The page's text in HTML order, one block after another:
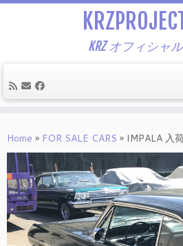
to
content
KRZ オフィシャ
Home » FOR SALE CARS » IMPALA 入